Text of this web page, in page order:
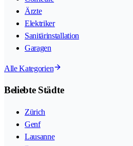
Ärzte
Elektriker
Sanitärinstallation
Garagen
Alle Kategorien
Beliebte Städte
Zürich
Genf
Lausanne